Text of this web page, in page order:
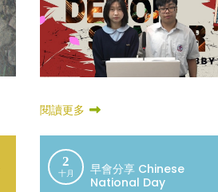
閱讀更多
2
十月
早會分享 Chinese
National Day